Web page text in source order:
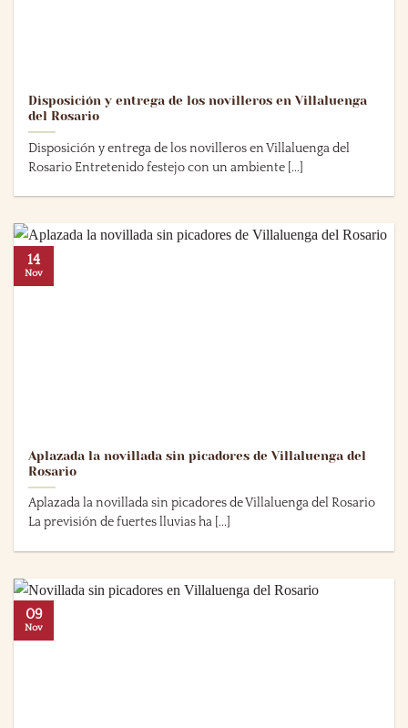
Disposición y entrega de los novilleros en Villaluenga
del Rosario
Disposición y entrega de los novilleros en Villaluenga del
Rosario Entretenido festejo con un ambiente [...]
Aplazada la novillada sin picadores de Villaluenga del
Rosario
Aplazada la novillada sin picadores de Villaluenga del Rosario
La previsión de fuertes lluvias ha [...]
14
Nov
09
Nov